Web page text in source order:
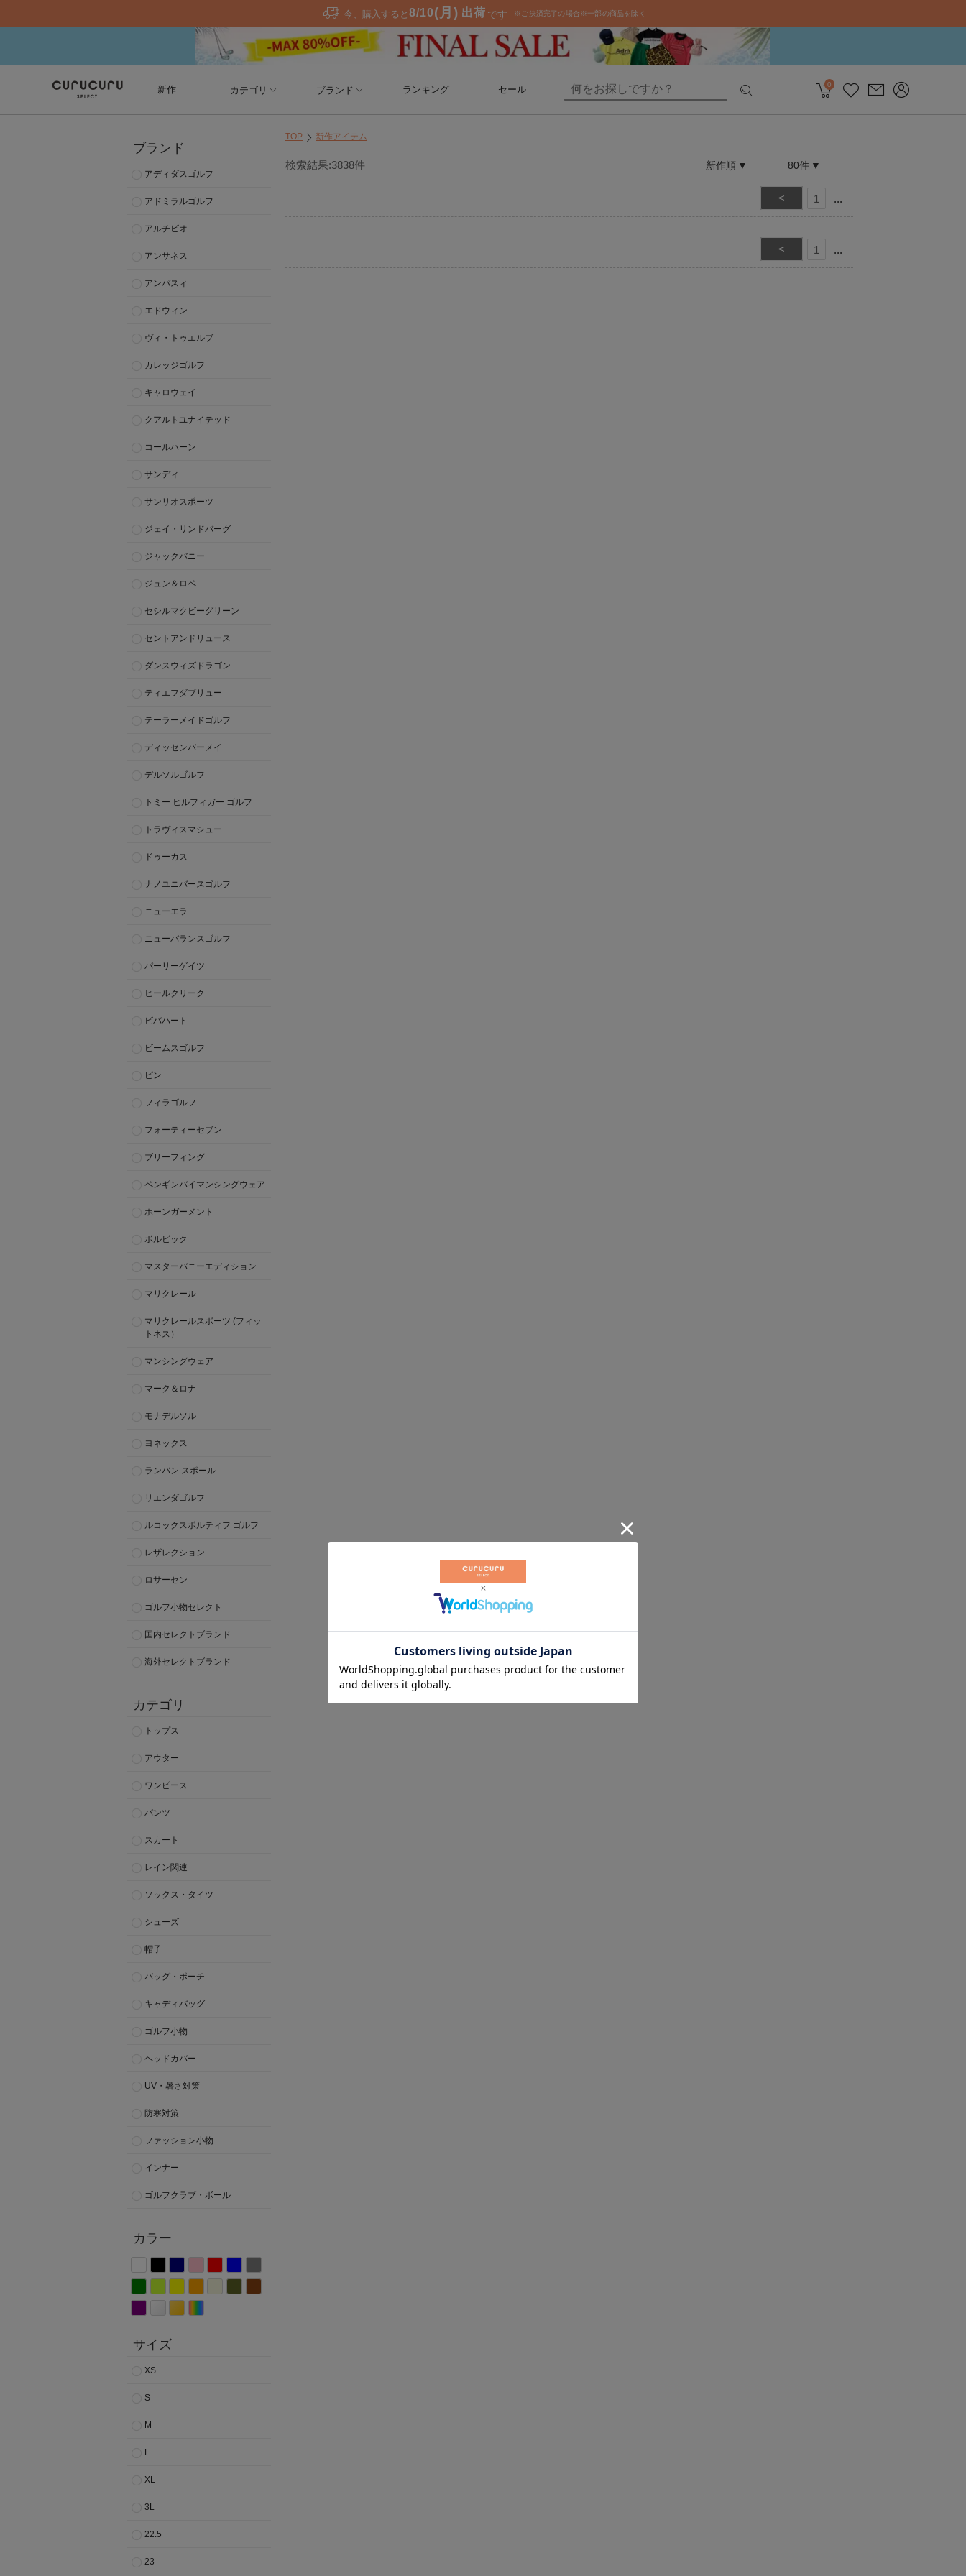
0
新作 カテゴリ ブランド ランキング セール
ブランド
アディダスゴルフ
アドミラルゴルフ
アルチビオ
アンサネス
アンパスィ
エドウィン
ヴィ・トゥエルブ
カレッジゴルフ
キャロウェイ
クアルトユナイテッド
コールハーン
サンディ
サンリオスポーツ
ジェイ・リンドバーグ
ジャックバニー
ジュン＆ロペ
セシルマクビーグリーン
セントアンドリュース
ダンスウィズドラゴン
ティエフダブリュー
テーラーメイドゴルフ
ディッセンバーメイ
デルソルゴルフ
トミー ヒルフィガー ゴルフ
トラヴィスマシュー
ドゥーカス
ナノユニバースゴルフ
ニューエラ
ニューバランスゴルフ
パーリーゲイツ
ヒールクリーク
ビバハート
ビームスゴルフ
ピン
フィラゴルフ
フォーティーセブン
ブリーフィング
ペンギンバイマンシングウェア
ホーンガーメント
ボルビック
マスターバニーエディション
マリクレール
マリクレールスポーツ (フィッ
トネス）
マンシングウェア
マーク＆ロナ
モナデルソル
ヨネックス
ランバン スポール
リエンダゴルフ
ルコックスポルティフ ゴルフ
レザレクション
ロサーセン
ゴルフ小物セレクト
国内セレクトブランド
海外セレクトブランド
カテゴリ
トップス
アウター
ワンピース
パンツ
スカート
レイン関連
ソックス・タイツ
シューズ
帽子
バッグ・ポーチ
キャディバッグ
ゴルフ小物
ヘッドカバー
UV・暑さ対策
防寒対策
ファッション小物
インナー
ゴルフクラブ・ボール
カラー
サイズ
XS
S
M
L
XL
3L
22.5
23
TOP 新作アイテム
検索結果:3838件 新作順 80件
< 1
< 1